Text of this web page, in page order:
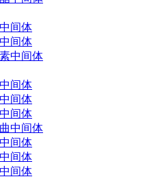
间体
间体
中间体
间体
间体
间体
中间体
间体
间体
间体